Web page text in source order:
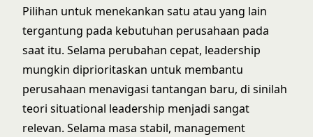
Pilihan untuk menekankan satu atau yang lain
tergantung pada kebutuhan perusahaan pada
saat itu. Selama perubahan cepat, leadership
mungkin diprioritaskan untuk membantu
perusahaan menavigasi tantangan baru, di sinilah
teori situational leadership menjadi sangat
relevan. Selama masa stabil, management